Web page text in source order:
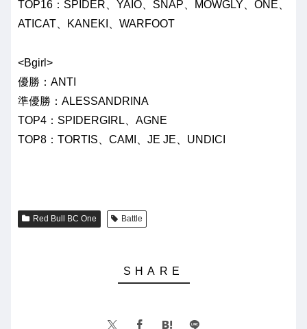
TOP16：SPIDER、YAIO、SNAP、MOWGLY、ONE、
ATICAT、KANEKI、WARFOOT
<Bgirl>
優勝：ANTI
準優勝：ALESSANDRINA
TOP4：SPIDERGIRL、AGNE
TOP8：TORTIS、CAMI、JE JE、UNDICI
Red Bull BC One Battle